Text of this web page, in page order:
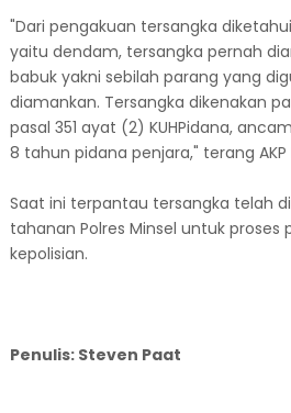
"Dari pengakuan tersangka
yaitu dendam, tersangka pernah
babuk yakni sebilah parang yang
diamankan. Tersangka dikenakan
pasal 351 ayat (2) KUHPidana,
8 tahun pidana penjara," terang AKP
Saat ini terpantau tersangka telah
tahanan Polres Minsel untuk proses
kepolisian.
Penulis: Steven Paat